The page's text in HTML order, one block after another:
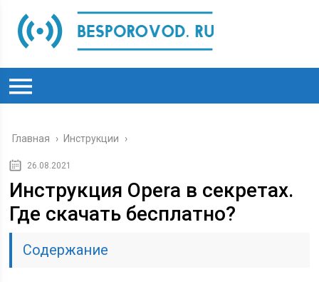
Главная › Инструкции ›
26.08.2021
Инструкция Opera в секретах.
Где скачать бесплатно?
Содержание